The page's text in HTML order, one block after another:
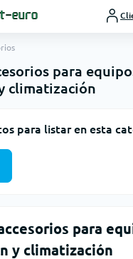
para
climatización
para listar en esta
para
y climatización